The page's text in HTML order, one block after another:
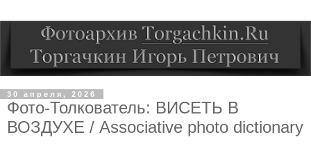
30 апреля, 2026
Фото-Толкователь: ВИСЕТЬ В
ВОЗДУХЕ / Associative photo dictionary